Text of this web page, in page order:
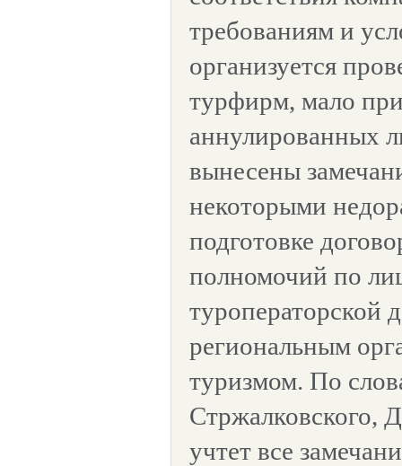
требованиям и
организуется
турфирм, мало
аннулированных
вынесены
некоторыми
подготовке
полномочий по
туроператорской
региональным
туризмом. По
Стржалковского,
учтет все